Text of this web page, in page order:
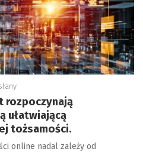
rozpoczynają
ułatwiającą
tożsamości.
online nadal zależy od